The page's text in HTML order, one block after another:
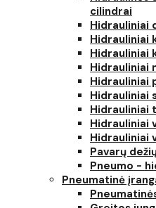
cilindrai
Hidrauliniai
Hidrauliniai
Hidrauliniai
Hidrauliniai
Hidrauliniai
Hidrauliniai
Hidrauliniai
Hidrauliniai
Hidrauliniai
Pavarų
Pneumo -
Pneumatinė